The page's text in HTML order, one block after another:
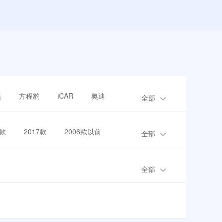
方程豹 iCAR 奥迪 全部
2017款 2006款以前 全部
全部